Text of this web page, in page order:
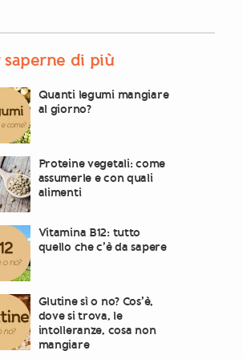
saperne di più
Quanti legumi mangiare
al giorno?
Proteine vegetali: come
assumerle e con quali
alimenti
Vitamina B12: tutto
quello che c’è da sapere
Glutine sì o no? Cos’è,
dove si trova, le
intolleranze, cosa non
mangiare